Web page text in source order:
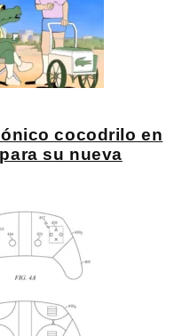
cocodrilo en
su nueva